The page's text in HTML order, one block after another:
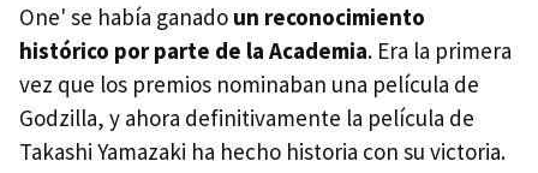
One' se había ganado un reconocimiento
histórico por parte de la Academia. Era la primera
vez que los premios nominaban una película de
Godzilla, y ahora definitivamente la película de
Takashi Yamazaki ha hecho historia con su victoria.